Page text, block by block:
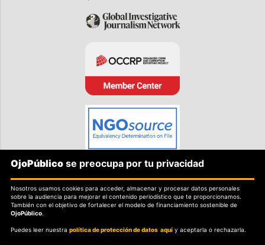
SOBRE OJOPÚBLICO
Nosotros.
Misión, visión y valores.
OjoPúblico se preocupa por tu privacidad
Nosotros usamos cookies para acceder, almacenar y procesar datos personales
sobre la audiencia para mejorar el contenido periodístico que te proporcionamos.
También con el objetivo de fortalecer el modelo de financiamiento sostenible de
OjoPúblico.
Puedes leer nuestrapolítica de protección de datos aquí y aceptarla o rechazarla.